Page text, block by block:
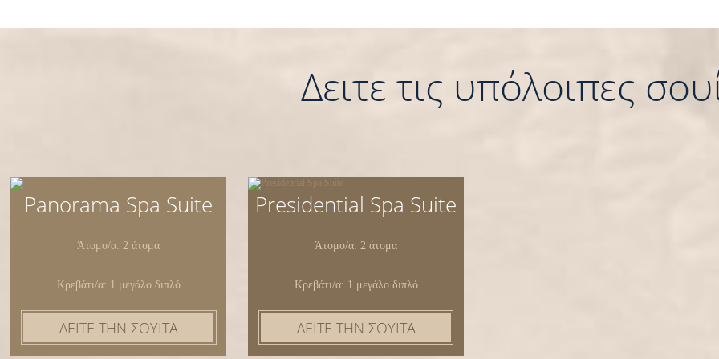
Δειτε τις υπόλοιπες
Panorama Spa Suite
Άτομο/α: 2 άτομα
Κρεβάτι/α: 1 μεγάλο διπλό
ΔΕΙΤΕ ΤΗΝ ΣΟΥΙΤΑ
Presidential Spa Suite
Άτομο/α: 2 άτομα
Κρεβάτι/α: 1 μεγάλο διπλό
ΔΕΙΤΕ ΤΗΝ ΣΟΥΙΤΑ